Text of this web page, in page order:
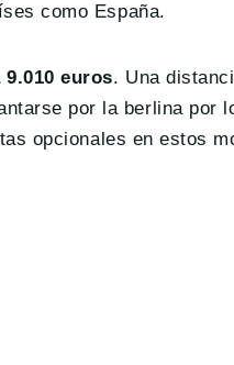
como España.
euros. Una
por la berlina por
opcionales en estos